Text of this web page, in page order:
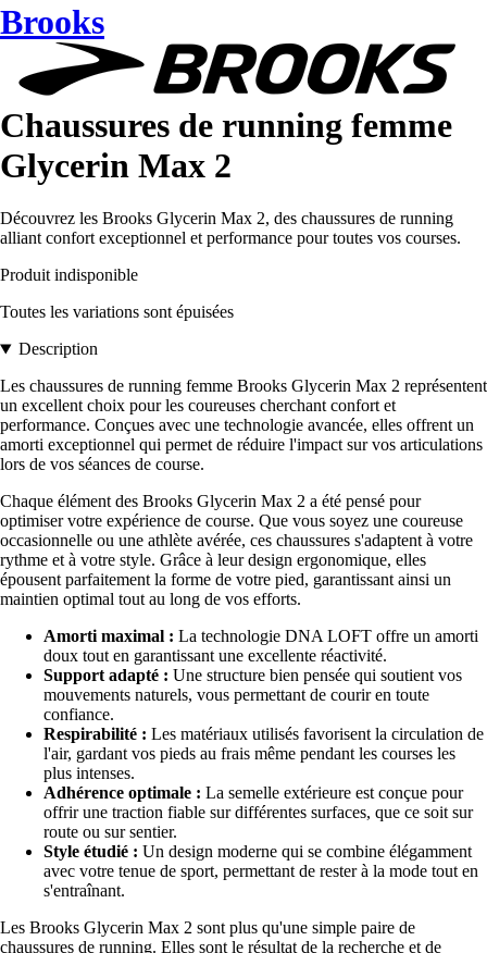
Brooks
Chaussures de running femme
Glycerin Max 2
Découvrez les Brooks Glycerin Max 2, des chaussures de running
alliant confort exceptionnel et performance pour toutes vos courses.
Produit indisponible
Toutes les variations sont épuisées
Description
Les chaussures de running femme Brooks Glycerin Max 2 représentent
un excellent choix pour les coureuses cherchant confort et
performance. Conçues avec une technologie avancée, elles offrent un
amorti exceptionnel qui permet de réduire l'impact sur vos articulations
lors de vos séances de course.
Chaque élément des Brooks Glycerin Max 2 a été pensé pour
optimiser votre expérience de course. Que vous soyez une coureuse
occasionnelle ou une athlète avérée, ces chaussures s'adaptent à votre
rythme et à votre style. Grâce à leur design ergonomique, elles
épousent parfaitement la forme de votre pied, garantissant ainsi un
maintien optimal tout au long de vos efforts.
Amorti maximal : La technologie DNA LOFT offre un amorti
doux tout en garantissant une excellente réactivité.
Support adapté : Une structure bien pensée qui soutient vos
mouvements naturels, vous permettant de courir en toute
confiance.
Respirabilité : Les matériaux utilisés favorisent la circulation de
l'air, gardant vos pieds au frais même pendant les courses les
plus intenses.
Adhérence optimale : La semelle extérieure est conçue pour
offrir une traction fiable sur différentes surfaces, que ce soit sur
route ou sur sentier.
Style étudié : Un design moderne qui se combine élégamment
avec votre tenue de sport, permettant de rester à la mode tout en
s'entraînant.
Les Brooks Glycerin Max 2 sont plus qu'une simple paire de
chaussures de running. Elles sont le résultat de la recherche et de